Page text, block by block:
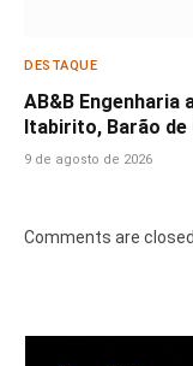
DESTAQUE
AB&B Engenharia
Itabirito, Barão de
9 de agosto de 2026
Comments are closed.